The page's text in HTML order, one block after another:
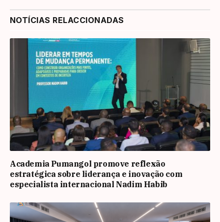
NOTÍCIAS RELACCIONADAS
Academia Pumangol promove reflexão
estratégica sobre liderança e inovação com
especialista internacional Nadim Habib